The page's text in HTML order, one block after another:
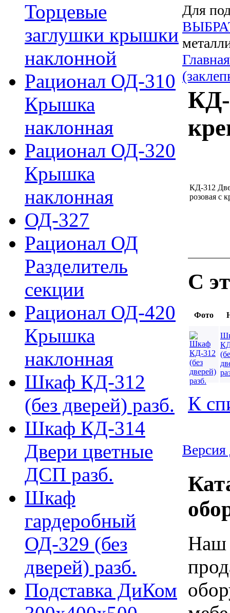
Торцевые
заглушки крышки
наклонной
Рационал ОД-310
Крышка
наклонная
Рационал ОД-320
Крышка
наклонная
ОД-327
Рационал ОД
Разделитель
секции
Рационал ОД-420
Крышка
наклонная
Шкаф КД-312
(без дверей) разб.
Шкаф КД-314
Двери цветные
ДСП разб.
Шкаф
гардеробный
ОД-329 (без
дверей) разб.
Подставка ДиКом
Для
Главная
КД-
КД-312
розовая с
С
Фото
К
Версия
Наш